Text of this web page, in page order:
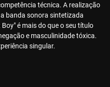
técnica. A realização
banda sonora sintetizada
é mais do que o seu título
e masculinidade tóxica.
singular.